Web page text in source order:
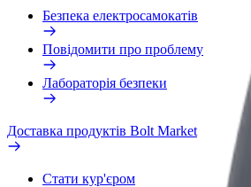
Безпека електросамокатів
Повідомити про проблему
Лабораторія безпеки
Доставка продуктів Bolt Market
Стати кур'єром